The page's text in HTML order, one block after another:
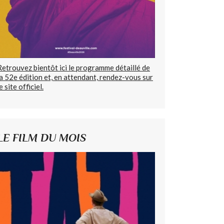
bientôt ici le programme détaillé de
52e édition et, en attendant, rendez-vous sur
site officiel.
FILM DU MOIS